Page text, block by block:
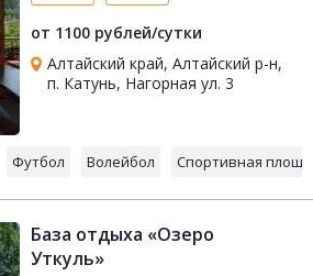
от 1100 рублей/сутки
Алтайский край, Алтайский р-н,
п. Катунь, Нагорная ул. 3
Футбол Волейбол Спортивная
База отдыха «Озеро
Уткуль»